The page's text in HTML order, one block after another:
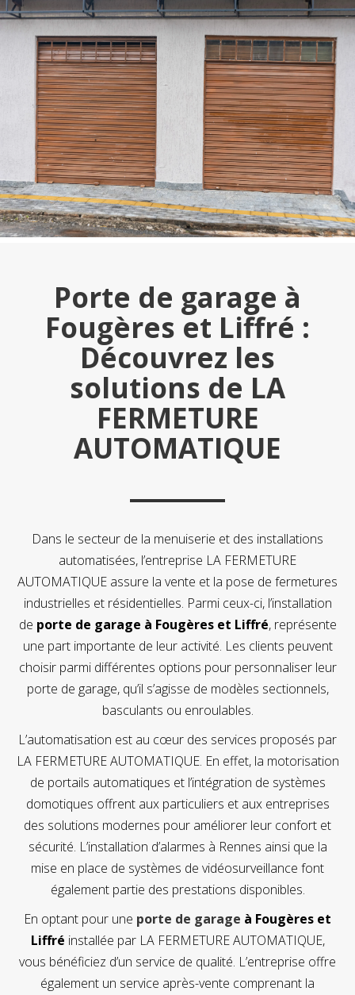
Porte de garage à
Fougères et Liffré :
Découvrez les
solutions de LA
FERMETURE
AUTOMATIQUE
Dans le secteur de la menuiserie et des installations
automatisées, l’entreprise LA FERMETURE
AUTOMATIQUE assure la vente et la pose de fermetures
industrielles et résidentielles. Parmi ceux-ci, l’installation
de porte de garage à Fougères et Liffré, représente
une part importante de leur activité. Les clients peuvent
choisir parmi différentes options pour personnaliser leur
porte de garage, qu’il s’agisse de modèles sectionnels,
basculants ou enroulables.
L’automatisation est au cœur des services proposés par
LA FERMETURE AUTOMATIQUE. En effet, la motorisation
de portails automatiques et l’intégration de systèmes
domotiques offrent aux particuliers et aux entreprises
des solutions modernes pour améliorer leur confort et
sécurité. L’installation d’alarmes à Rennes ainsi que la
mise en place de systèmes de vidéosurveillance font
également partie des prestations disponibles.
En optant pour une porte de garage à Fougères et
Liffré installée par LA FERMETURE AUTOMATIQUE,
vous bénéficiez d’un service de qualité. L’entreprise offre
également un service après-vente comprenant la